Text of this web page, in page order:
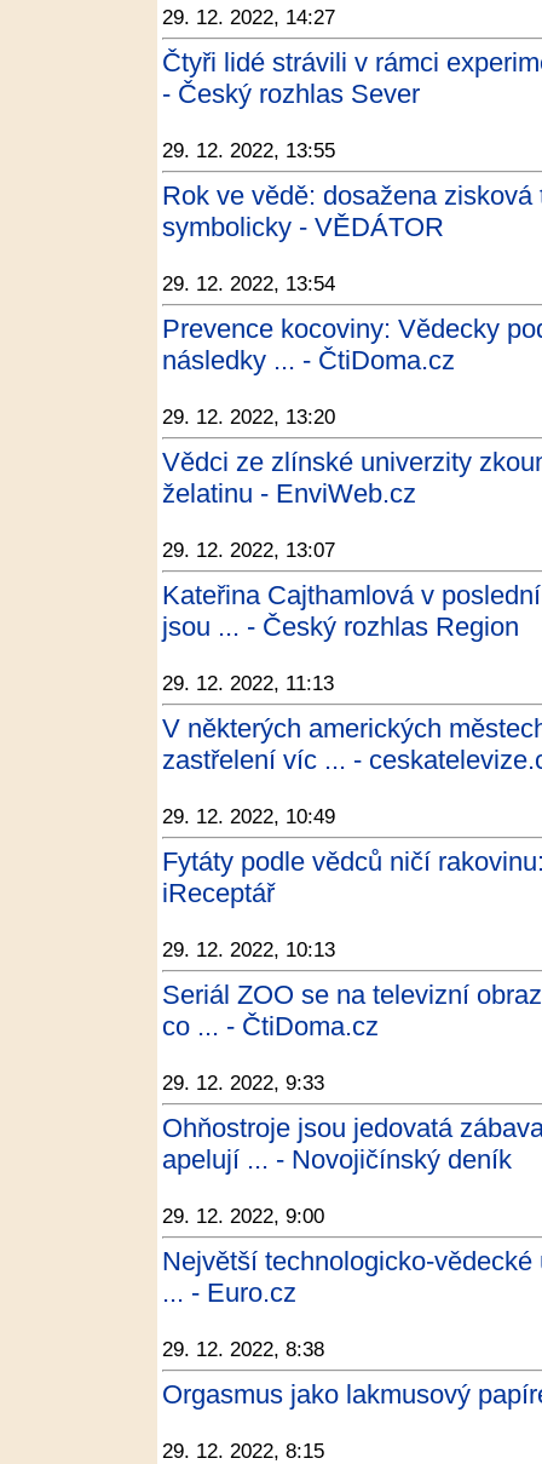
29. 12. 2022, 14:27
Čtyři lidé strávili v rámci
- Český rozhlas Sever
29. 12. 2022, 13:55
Rok ve vědě: dosažena
symbolicky - VĚDÁTOR
29. 12. 2022, 13:54
Prevence kocoviny: Vědecky
následky ... - ČtiDoma.cz
29. 12. 2022, 13:20
Vědci ze zlínské univerzity
želatinu - EnviWeb.cz
29. 12. 2022, 13:07
Kateřina Cajthamlová v
jsou ... - Český rozhlas Region
29. 12. 2022, 11:13
V některých amerických
zastřelení víc ... -
29. 12. 2022, 10:49
Fytáty podle vědců ničí
iReceptář
29. 12. 2022, 10:13
Seriál ZOO se na televizní
co ... - ČtiDoma.cz
29. 12. 2022, 9:33
Ohňostroje jsou jedovatá
apelují ... - Novojičínský deník
29. 12. 2022, 9:00
Největší technologicko-
... - Euro.cz
29. 12. 2022, 8:38
Orgasmus jako lakmusový
29. 12. 2022, 8:15